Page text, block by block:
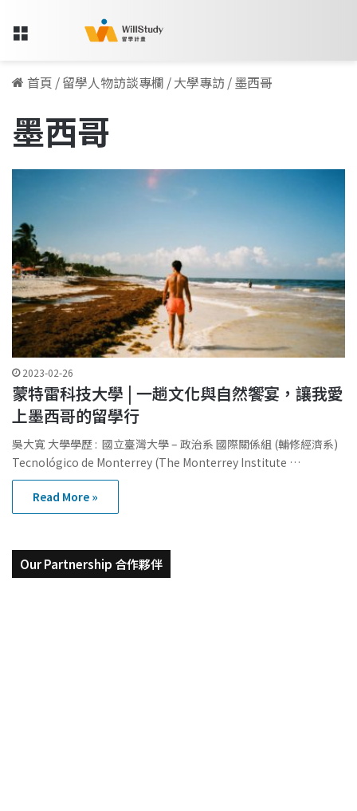
Menu
首頁 /留學人物訪談專欄 /大學專訪 /墨西哥
墨西哥
2023-02-26
蒙特雷科技大學 | 一趟文化與自然饗宴，讓我愛
上墨西哥的留學行
吳大寬 大學學歷 : 國立臺灣大學 – 政治系 國際關係組 (輔修經濟系)
Tecnológico de Monterrey (The Monterrey Institute …
Read More »
Our Partnership 合作夥伴